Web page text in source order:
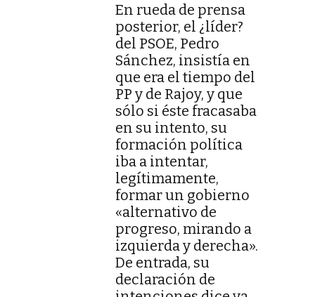
En rueda de prensa
posterior, el ¿líder?
del PSOE, Pedro
Sánchez, insistía en
que era el tiempo del
PP y de Rajoy, y que
sólo si éste fracasaba
en su intento, su
formación política
iba a intentar,
legítimamente,
formar un gobierno
«alternativo de
progreso, mirando a
izquierda y derecha».
De entrada, su
declaración de